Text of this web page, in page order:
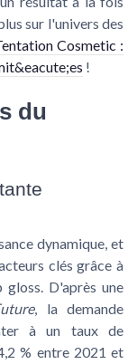
sur l'univers des
Cosmetic :
!
du
dynamique, et
clés grâce à
D'après une
, la demande
à un taux de
% entre 2021 et